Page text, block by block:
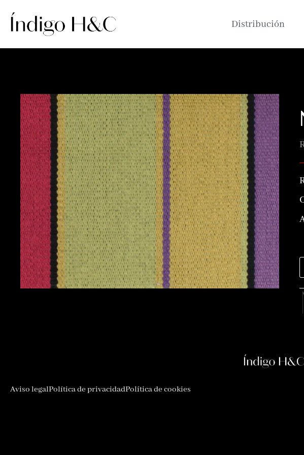
Distribución
Aviso legalPolítica de privacidadPolítica de cookies